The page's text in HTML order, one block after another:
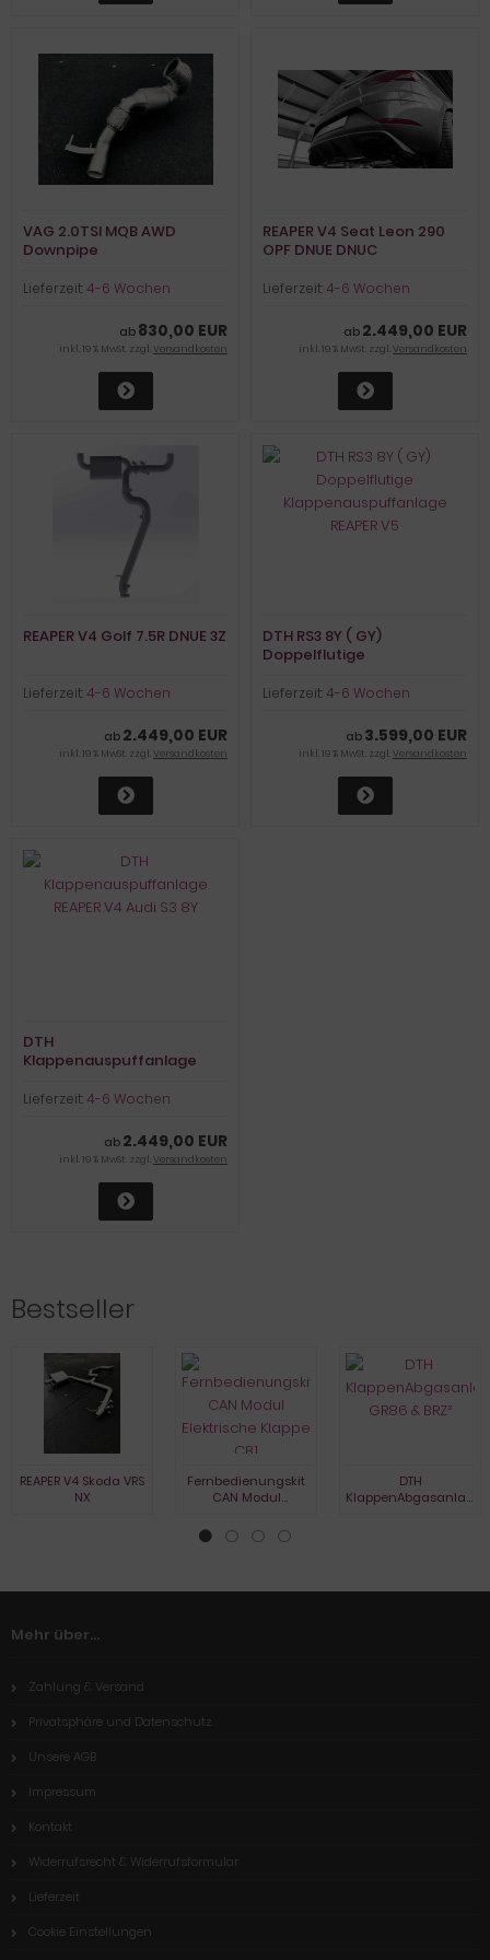
VAG 2.0TSI MQB AWD
Downpipe
Lieferzeit: 4-6 Wochen
ab 830,00 EUR
inkl. 19 % MwSt. zzgl.Versandkosten
REAPER V4 Seat Leon 290
OPF DNUE DNUC
Lieferzeit: 4-6 Wochen
ab 2.449,00 EUR
inkl. 19 % MwSt. zzgl.Versandkosten
REAPER V4 Golf 7.5R DNUE 3Z
Lieferzeit: 4-6 Wochen
ab 2.449,00 EUR
inkl. 19 % MwSt. zzgl.Versandkosten
DTH RS3 8Y ( GY)
Doppelflutige
REAPER V5
Lieferzeit: 4-6 Wochen
ab 3.599,00 EUR
inkl. 19 % MwSt. zzgl.Versandkosten
DTH
Klappenauspuffanlage
Lieferzeit: 4-6 Wochen
ab 2.449,00 EUR
inkl. 19 % MwSt. zzgl.Versandkosten
Bestseller
REAPER V4 Skoda VRS
NX
Fernbedienungskit
CAN Modul
CB1
DTH
KlappenAbgasanlagen
Mehr über...
Zahlung & Versand
Privatsphäre und Datenschutz
Unsere AGB
Impressum
Kontakt
Widerrufsrecht & Widerrufsformular
Lieferzeit
Cookie Einstellungen